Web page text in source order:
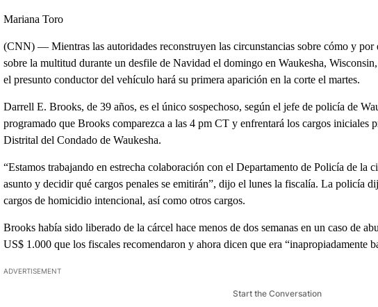
Mariana Toro
(CNN) — Mientras las autoridades reconstruyen las circunstancias sobre cómo y por
sobre la multitud durante un desfile de Navidad el domingo en Waukesha,
el presunto conductor del vehículo hará su primera aparición en la corte el martes.
Darrell E. Brooks, de 39 años, es el único sospechoso, según el jefe de policía de
programado que Brooks comparezca a las 4 pm CT y enfrentará los cargos iniciales
Distrital del Condado de Waukesha.
“Estamos trabajando en estrecha colaboración con el Departamento de Policía de la
asunto y decidir qué cargos penales se emitirán”, dijo el lunes la fiscalía. La policía
cargos de homicidio intencional, así como otros cargos.
Brooks había sido liberado de la cárcel hace menos de dos semanas en un caso de
US$ 1.000 que los fiscales recomendaron y ahora dicen que era “inapropiadamente
ADVERTISEMENT
Start the Conversation